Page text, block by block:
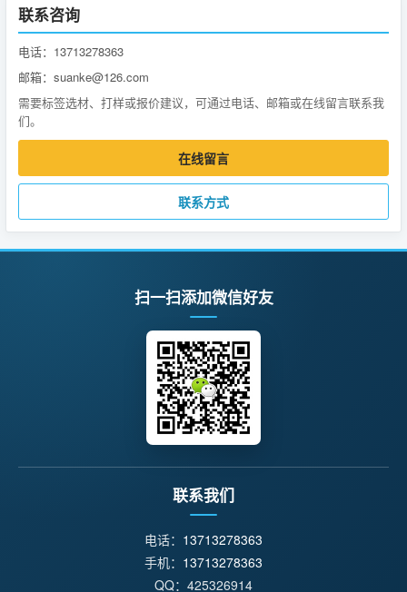
联系咨询
电话：13713278363
邮箱：suanke@126.com
需要标签选材、打样或报价建议，可通过电话、邮箱或在线留言联系我
们。
在线留言
联系方式
扫一扫添加微信好友
联系我们
电话： 13713278363
手机： 13713278363
QQ：425326914